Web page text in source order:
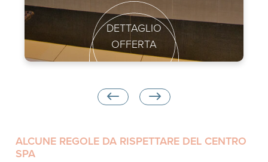
DETTAGLIO
OFFERTA
ALCUNE REGOLE DA RISPETTARE DEL CENTRO
SPA